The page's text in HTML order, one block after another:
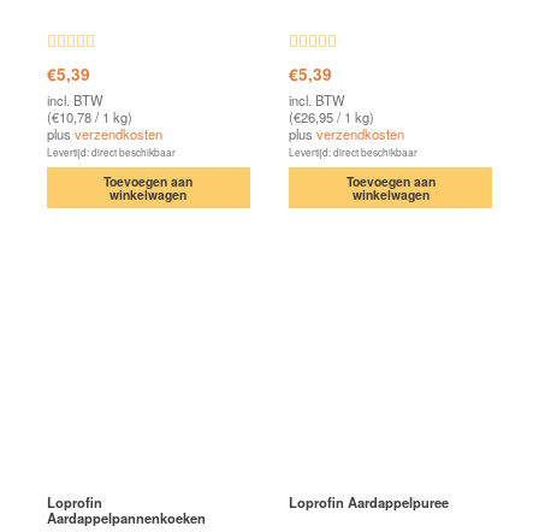
Waardering
4.72uit 5
€5,39
incl. BTW
(€10,78/ 1 kg)
plus verzendkosten
Levertijd: direct beschikbaar
Toevoegen aan
winkelwagen
Waardering
4.70uit 5
€5,39
incl. BTW
(€26,95/ 1 kg)
plus verzendkosten
Levertijd: direct beschikbaar
Toevoegen aan
winkelwagen
Loprofin
Aardappelpannenkoeken
Loprofin Aardappelpuree